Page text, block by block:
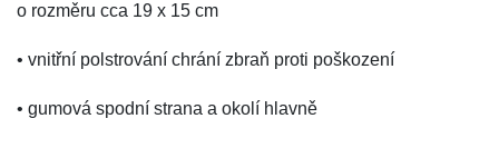
o rozměru cca 19 x 15 cm
• vnitřní polstrování chrání zbraň proti poškození
• gumová spodní strana a okolí hlavně